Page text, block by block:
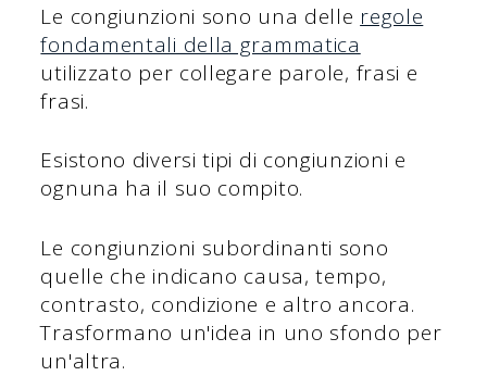
Le congiunzioni sono una delle regole
fondamentali della grammatica
utilizzato per collegare parole, frasi e
frasi.
Esistono diversi tipi di congiunzioni e
ognuna ha il suo compito.
Le congiunzioni subordinanti sono
quelle che indicano causa, tempo,
contrasto, condizione e altro ancora.
Trasformano un'idea in uno sfondo per
un'altra.